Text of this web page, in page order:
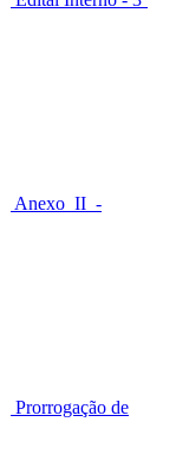
Anexo_II_-
Prorrogação de